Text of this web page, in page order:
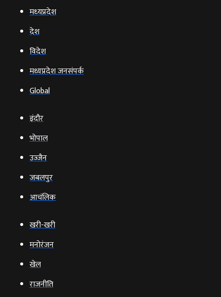
मध्‍यप्रदेश
देश
विदेश
मध्यप्रदेश जनसंपर्क
Global
इंदौर
भोपाल
उज्‍जैन
जबलपुर
आचंलिक
खरी-खरी
मनोरंजन
खेल
राजनीति